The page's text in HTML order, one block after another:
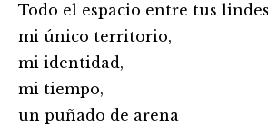
Todo el espacio entre tus
mi único territorio,
mi identidad,
mi tiempo,
un puñado de arena